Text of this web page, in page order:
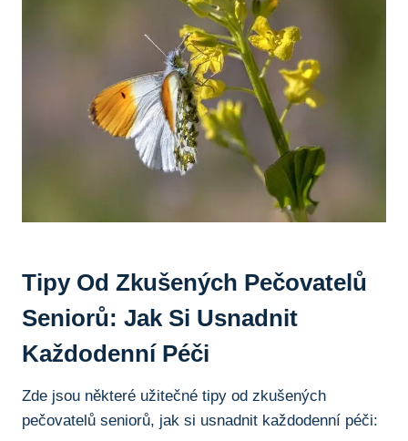
Tipy Od Zkušených Pečovatelů
Seniorů: Jak Si Usnadnit
Každodenní Péči
Zde jsou některé užitečné tipy od zkušených
pečovatelů seniorů, jak si usnadnit každodenní péči: